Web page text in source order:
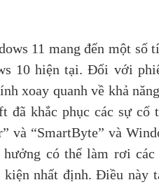
11 mang đến một
10 hiện tại. Đối với
xoay quanh về khả
đã khắc phục các sự
và “SmartByte” và
hưởng có thể làm rơi
nhất định. Điều này